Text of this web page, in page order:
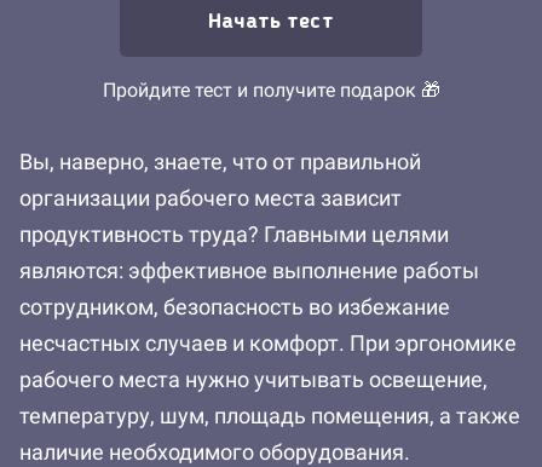
Начать тест
Пройдите тест и получите подарок 🎁
Вы, наверно, знаете, что от правильной
организации рабочего места зависит
продуктивность труда? Главными целями
являются: эффективное выполнение работы
сотрудником, безопасность во избежание
несчастных случаев и комфорт. При эргономике
рабочего места нужно учитывать освещение,
температуру, шум, площадь помещения, а также
наличие необходимого оборудования.